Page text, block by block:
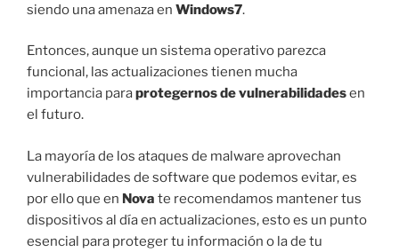
siendo una amenaza en Windows7.
Entonces, aunque un sistema operativo parezca
funcional, las actualizaciones tienen mucha
importancia paraprotegernos de vulnerabilidadesen
el futuro.
La mayoría de los ataques de malware aprovechan
vulnerabilidades de software que podemos evitar, es
por ello que en Nova te recomendamos mantener tus
dispositivos al día en actualizaciones, esto es un punto
esencial para proteger tu información o la de tu